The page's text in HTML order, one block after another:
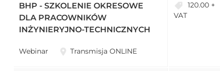
BHP - SZKOLENIE OKRESOWE
DLA PRACOWNIKÓW
INŻYNIERYJNO-TECHNICZNYCH
Webinar Transmisja ONLINE
120.00 +
VAT